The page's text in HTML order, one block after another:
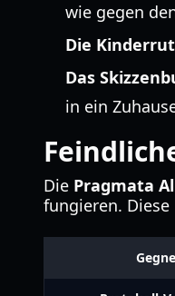
wie gegen
Die
Das
in ein
Die Pragmata
fungieren.